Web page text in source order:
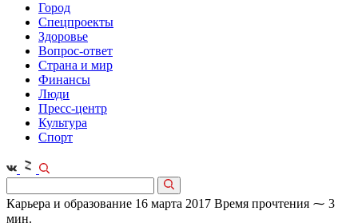
Город
Спецпроекты
Здоровье
Вопрос-ответ
Страна и мир
Финансы
Люди
Пресс-центр
Культура
Спорт
Карьера и образование 16 марта 2017 Время прочтения ⁓ 3
мин.